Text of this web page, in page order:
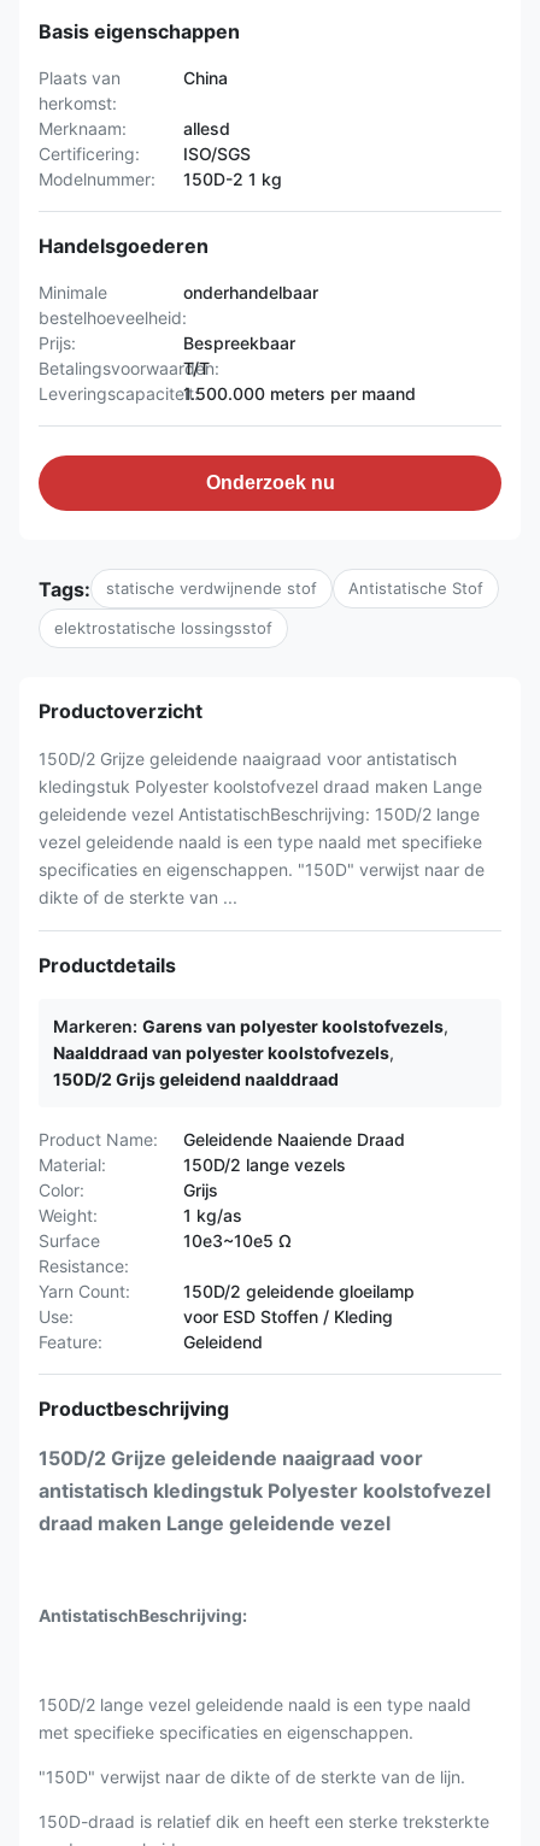
Basis eigenschappen
Plaats van
herkomst:
China
Merknaam:
allesd
Certificering:
ISO/SGS
Modelnummer:
150D-2 1 kg
Handelsgoederen
Minimale
bestelhoeveelheid:
onderhandelbaar
Prijs:
Bespreekbaar
Betalingsvoorwaarden:
T/T
Leveringscapaciteit:1.500.000 meters per maand
Onderzoek nu
Tags: statische verdwijnende stof Antistatische Stof
elektrostatische lossingsstof
Productoverzicht
150D/2 Grijze geleidende naaigraad voor antistatisch
kledingstuk Polyester koolstofvezel draad maken Lange
geleidende vezel AntistatischBeschrijving: 150D/2 lange
vezel geleidende naald is een type naald met specifieke
specificaties en eigenschappen. "150D" verwijst naar de
dikte of de sterkte van ...
Productdetails
Markeren: Garens van polyester koolstofvezels,
Naalddraad van polyester koolstofvezels,
150D/2 Grijs geleidend naalddraad
Product Name:
Geleidende Naaiende Draad
Material:
150D/2 lange vezels
Color:
Grijs
Weight:
1 kg/as
Surface
Resistance:
10e3~10e5 Ω
Yarn Count:
150D/2 geleidende gloeilamp
Use:
voor ESD Stoffen / Kleding
Feature:
Geleidend
Productbeschrijving
150D/2 Grijze geleidende naaigraad voor
antistatisch kledingstuk Polyester koolstofvezel
draad maken Lange geleidende vezel
AntistatischBeschrijving:
150D/2 lange vezel geleidende naald is een type naald
met specifieke specificaties en eigenschappen.
"150D" verwijst naar de dikte of de sterkte van de lijn.
150D-draad is relatief dik en heeft een sterke treksterkte